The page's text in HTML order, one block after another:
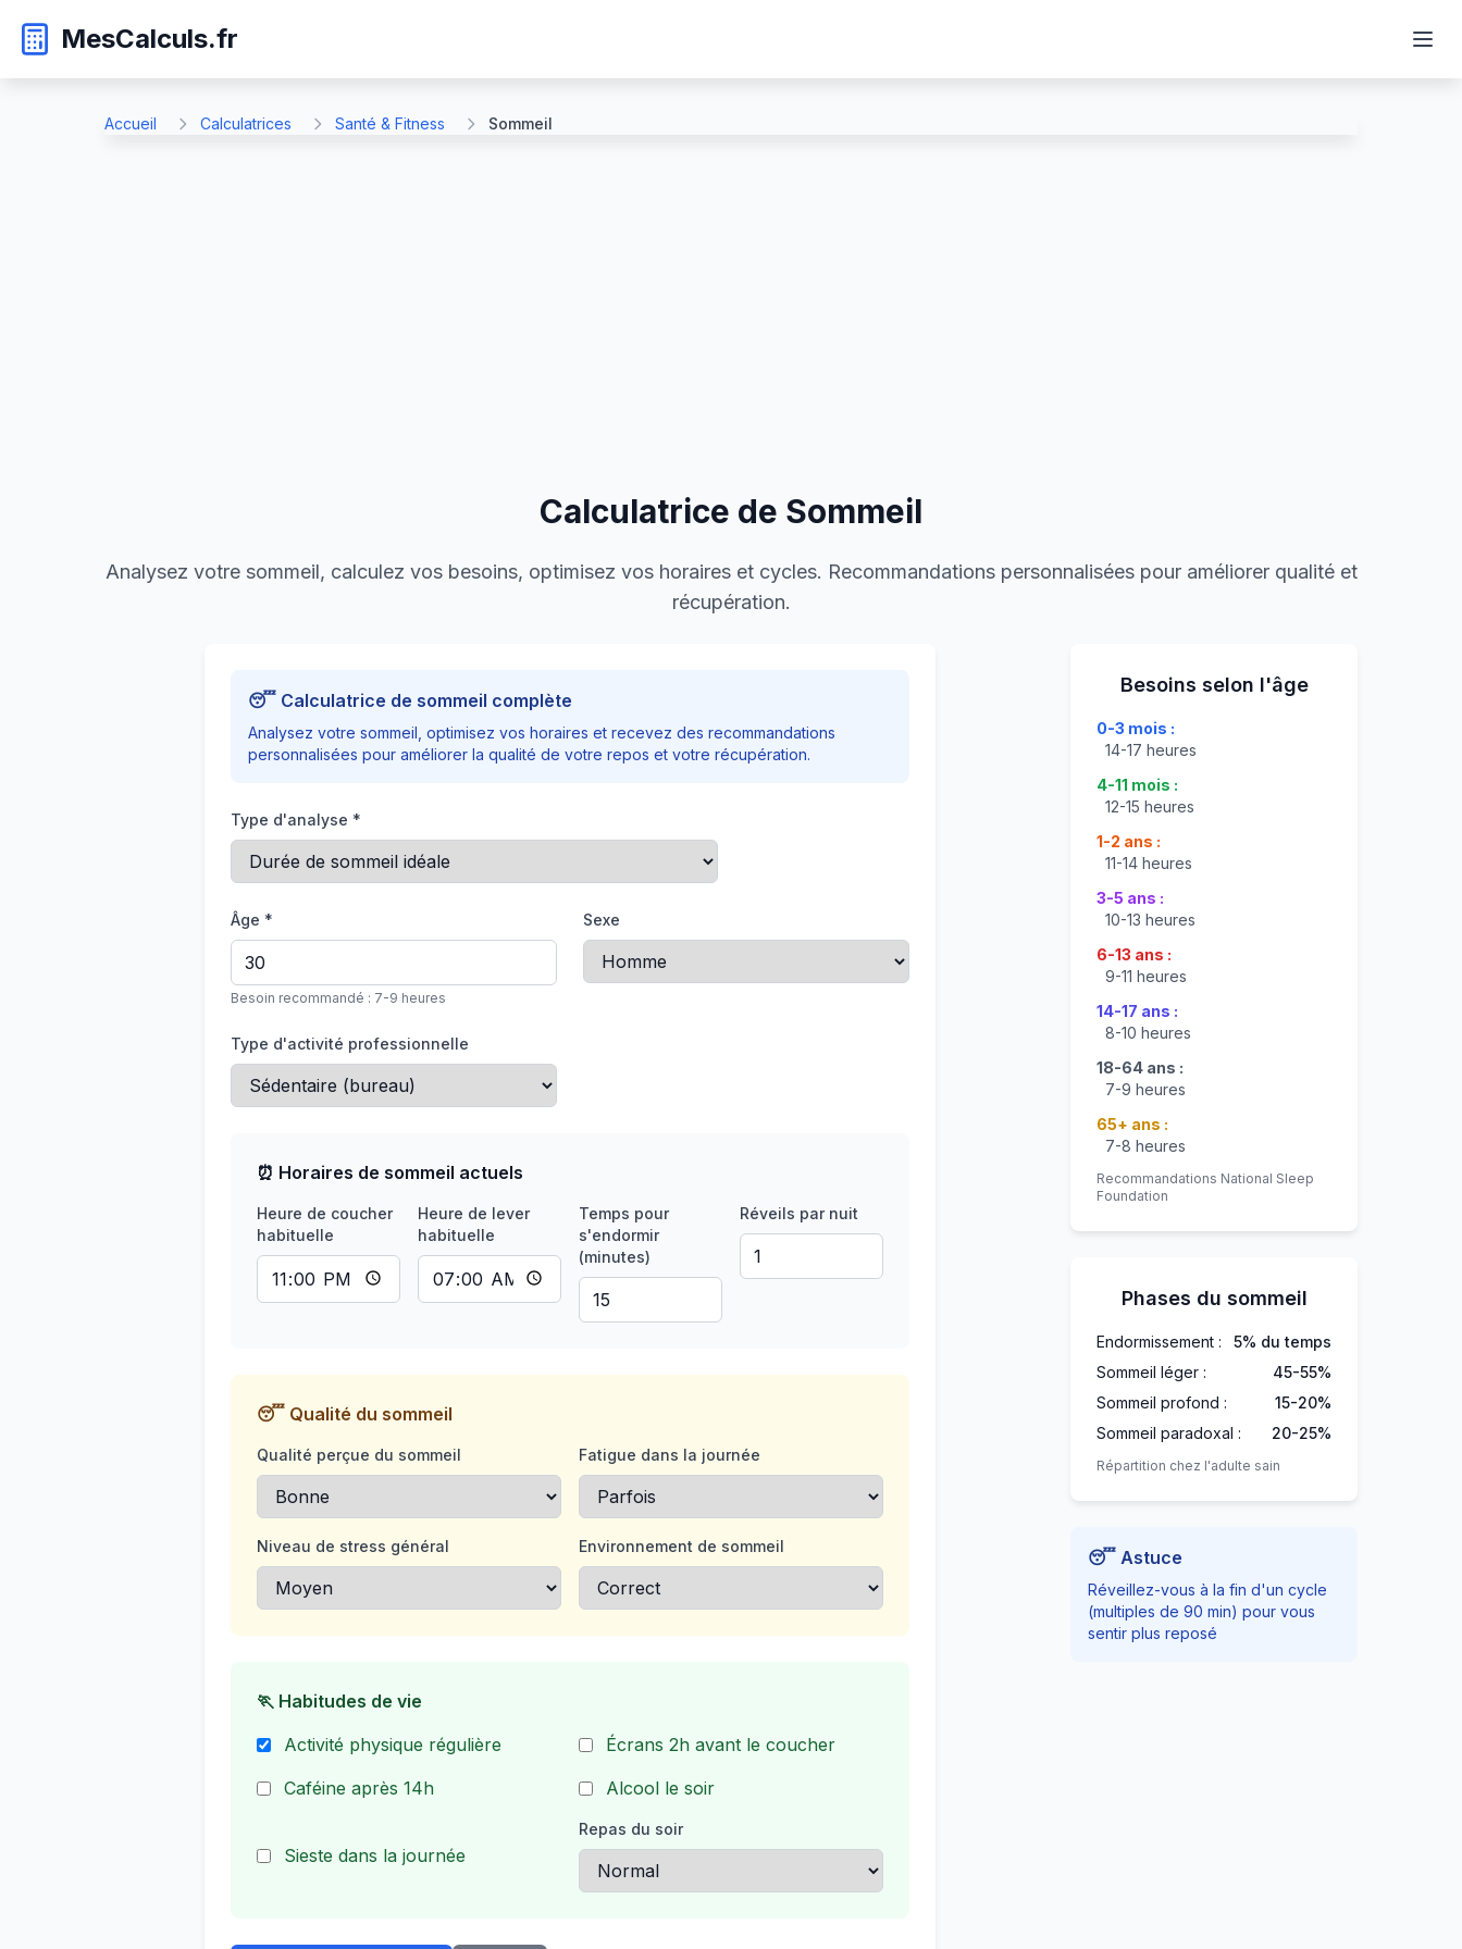
MesCalculs.fr
Accueil Calculatrices Santé & Fitness Sommeil
Calculatrice de Sommeil
Analysez votre sommeil, calculez vos besoins, optimisez vos horaires et cycles. Recommandations personnalisées pour améliorer qualité et
récupération.
😴 Calculatrice de sommeil complète
Analysez votre sommeil, optimisez vos horaires et recevez des recommandations
personnalisées pour améliorer la qualité de votre repos et votre récupération.
Type d'analyse *
Âge *
Besoin recommandé : 7-9 heures
Sexe
Type d'activité professionnelle
⏰ Horaires de sommeil actuels
Heure de coucher
habituelle
Heure de lever
habituelle
Temps pour
s'endormir
(minutes)
Réveils par nuit
😴 Qualité du sommeil
Qualité perçue du sommeil Fatigue dans la journée
Niveau de stress général Environnement de sommeil
🏃 Habitudes de vie
Activité physique régulière
Écrans 2h avant le coucher
Caféine après 14h
Alcool le soir
Sieste dans la journée
Repas du soir
Besoins selon l'âge
0-3 mois :
14-17 heures
4-11 mois :
12-15 heures
1-2 ans :
11-14 heures
3-5 ans :
10-13 heures
6-13 ans :
9-11 heures
14-17 ans :
8-10 heures
18-64 ans :
7-9 heures
65+ ans :
7-8 heures
Recommandations National Sleep
Foundation
Phases du sommeil
Endormissement :
5% du temps
Sommeil léger :
45-55%
Sommeil profond :
15-20%
Sommeil paradoxal :
20-25%
Répartition chez l'adulte sain
😴 Astuce
Réveillez-vous à la fin d'un cycle
(multiples de 90 min) pour vous
sentir plus reposé